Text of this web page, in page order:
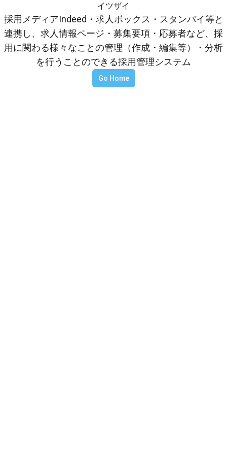
イツザイ
採用メディアIndeed・求人ボックス・スタンバイ等と
連携し、求人情報ページ・募集要項・応募者など、採
用に関わる様々なことの管理（作成・編集等）・分析
を行うことのできる採用管理システム
Go Home